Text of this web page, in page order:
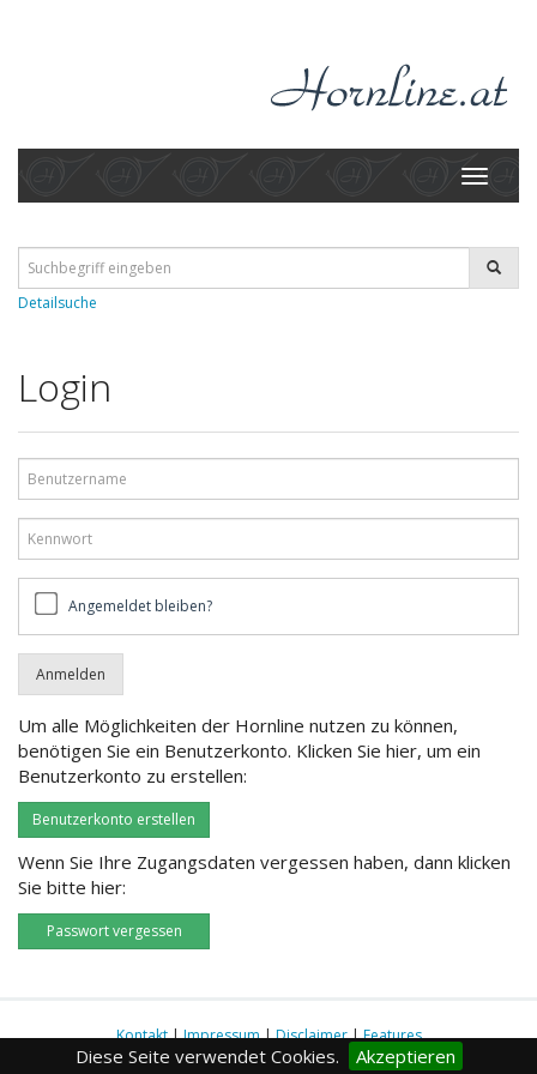
Diese Seite verwendet Cookies. Akzeptieren
Toggle
Detailsuche
Login
bleiben?Angemeldet bleiben?
Um alle Möglichkeiten der Hornline nutzen zu können,
benötigen Sie ein Benutzerkonto. Klicken Sie hier, um ein
Benutzerkonto zu erstellen:
Benutzerkonto erstellen
Wenn Sie Ihre Zugangsdaten vergessen haben, dann klicken
Sie bitte hier:
Passwort vergessen
Kontakt|Impressum|Disclaimer|Features